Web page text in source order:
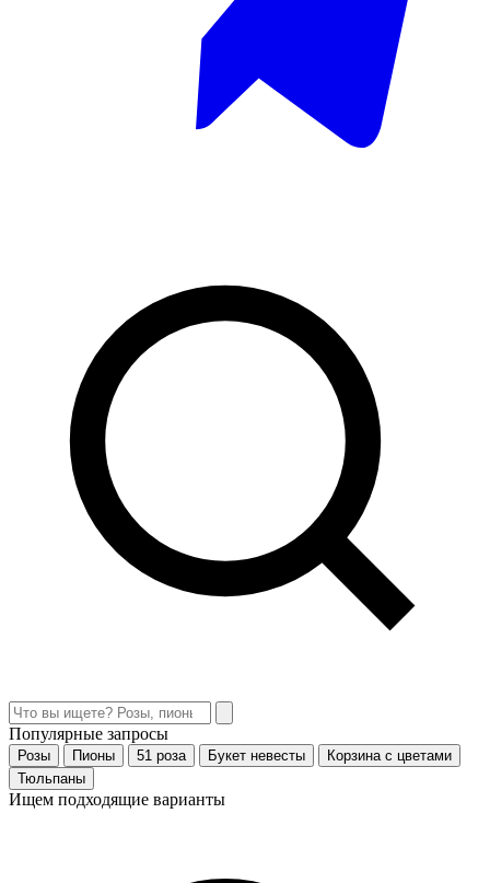
Популярные запросы
Розы Пионы 51 роза Букет невесты
Корзина с цветами
Тюльпаны
Ищем подходящие варианты